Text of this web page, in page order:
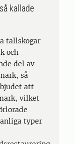
kallade
tallskogar
och
del av
så
att
vilket
typer